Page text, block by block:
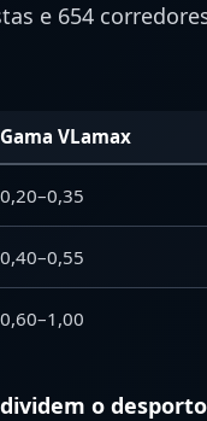
e 654
Gama VLamax
0,20–0,35
0,40–0,55
0,60–1,00
o